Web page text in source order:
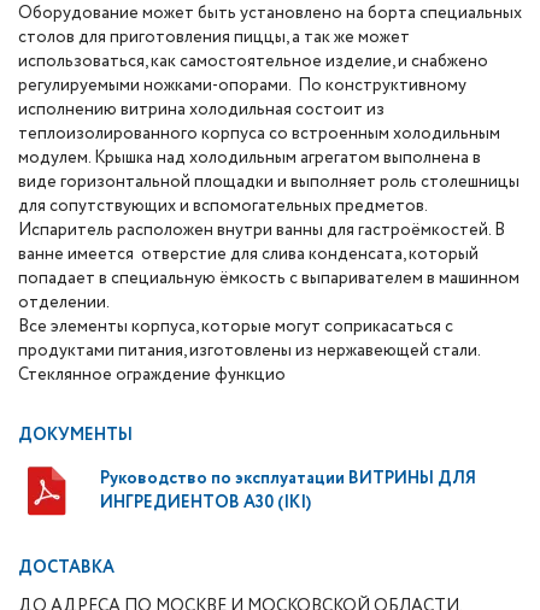
Оборудование может быть установлено на борта специальных
столов для приготовления пиццы, а так же может
использоваться, как самостоятельное изделие, и снабжено
регулируемыми ножками-опорами. По конструктивному
исполнению витрина холодильная состоит из
теплоизолированного корпуса со встроенным холодильным
модулем. Крышка над холодильным агрегатом выполнена в
виде горизонтальной площадки и выполняет роль столешницы
для сопутствующих и вспомогательных предметов.
Испаритель расположен внутри ванны для гастроёмкостей. В
ванне имеется отверстие для слива конденсата, который
попадает в специальную ёмкость с выпаривателем в машинном
отделении.
Все элементы корпуса, которые могут соприкасаться с
продуктами питания, изготовлены из нержавеющей стали.
Стеклянное ограждение функцио
ДОКУМЕНТЫ
Руководство по эксплуатации ВИТРИНЫ ДЛЯ
ИНГРЕДИЕНТОВ A30 (IKI)
ДОСТАВКА